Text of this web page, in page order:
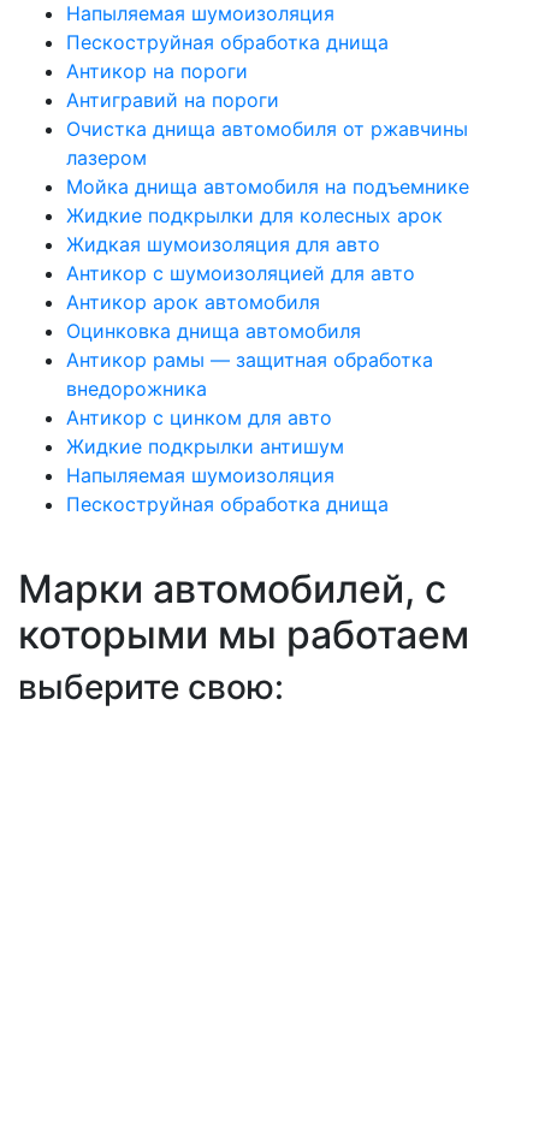
Напыляемая шумоизоляция
Пескоструйная обработка днища
Антикор на пороги
Антигравий на пороги
Очистка днища автомобиля от ржавчины
лазером
Мойка днища автомобиля на подъемнике
Жидкие подкрылки для колесных арок
Жидкая шумоизоляция для авто
Антикор с шумоизоляцией для авто
Антикор арок автомобиля
Оцинковка днища автомобиля
Антикор рамы — защитная обработка
внедорожника
Антикор с цинком для авто
Жидкие подкрылки антишум
Напыляемая шумоизоляция
Пескоструйная обработка днища
Марки автомобилей, с
которыми мы работаем
выберите свою: